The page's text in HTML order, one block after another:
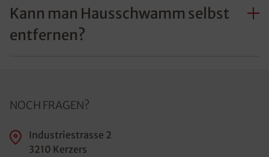
Kann man Hausschwamm selbst
entfernen?
NOCH FRAGEN?
Industriestrasse 2
3210 Kerzers